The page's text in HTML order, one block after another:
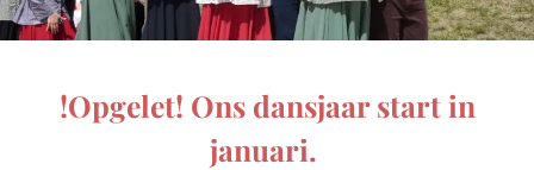
!Opgelet! Ons dansjaar start in
januari.